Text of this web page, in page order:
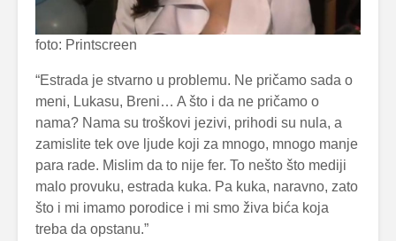
foto: Printscreen
“Estrada je stvarno u problemu. Ne pričamo sada o
meni, Lukasu, Breni… A što i da ne pričamo o
nama? Nama su troškovi jezivi, prihodi su nula, a
zamislite tek ove ljude koji za mnogo, mnogo manje
para rade. Mislim da to nije fer. To nešto što mediji
malo provuku, estrada kuka. Pa kuka, naravno, zato
što i mi imamo porodice i mi smo živa bića koja
treba da opstanu.”